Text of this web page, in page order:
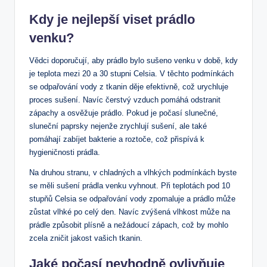
Kdy je nejlepší viset prádlo
venku?
Vědci doporučují, aby prádlo bylo sušeno venku v době, kdy
je teplota mezi 20 a 30 stupni Celsia. V těchto podmínkách
se odpařování vody z tkanin děje efektivně, což urychluje
proces sušení. Navíc čerstvý vzduch pomáhá odstranit
zápachy a osvěžuje prádlo. Pokud je počasí slunečné,
sluneční paprsky nejenže zrychlují sušení, ale také
pomáhají zabíjet bakterie a roztoče, což přispívá k
hygieničnosti prádla.
Na druhou stranu, v chladných a vlhkých podmínkách byste
se měli sušení prádla venku vyhnout. Při teplotách pod 10
stupňů Celsia se odpařování vody zpomaluje a prádlo může
zůstat vlhké po celý den. Navíc zvýšená vlhkost může na
prádle způsobit plísně a nežádoucí zápach, což by mohlo
zcela zničit jakost vašich tkanin.
Jaké počasí nevhodně ovlivňuje